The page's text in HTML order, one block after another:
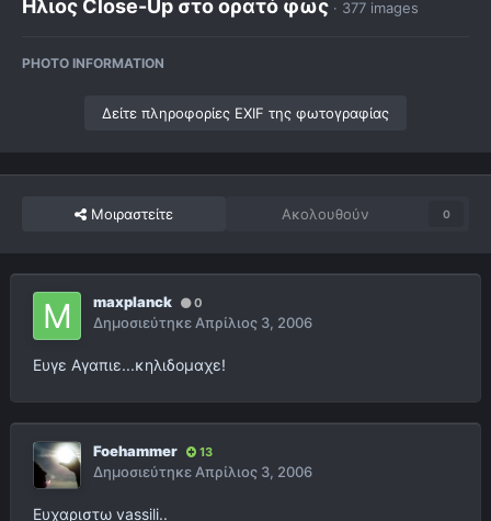
Ηλιος Close-Up στο ορατό φως · 377 images
PHOTO INFORMATION
Δείτε πληροφορίες EXIF της φωτογραφίας
Μοιραστείτε Ακολουθούν 0
maxplanck 0
ΔημοσιεύτηκεΑπρίλιος 3, 2006
Ευγε Αγαπιε...κηλιδομαχε!
Foehammer 13
ΔημοσιεύτηκεΑπρίλιος 3, 2006
Ευχαριστω vassili..